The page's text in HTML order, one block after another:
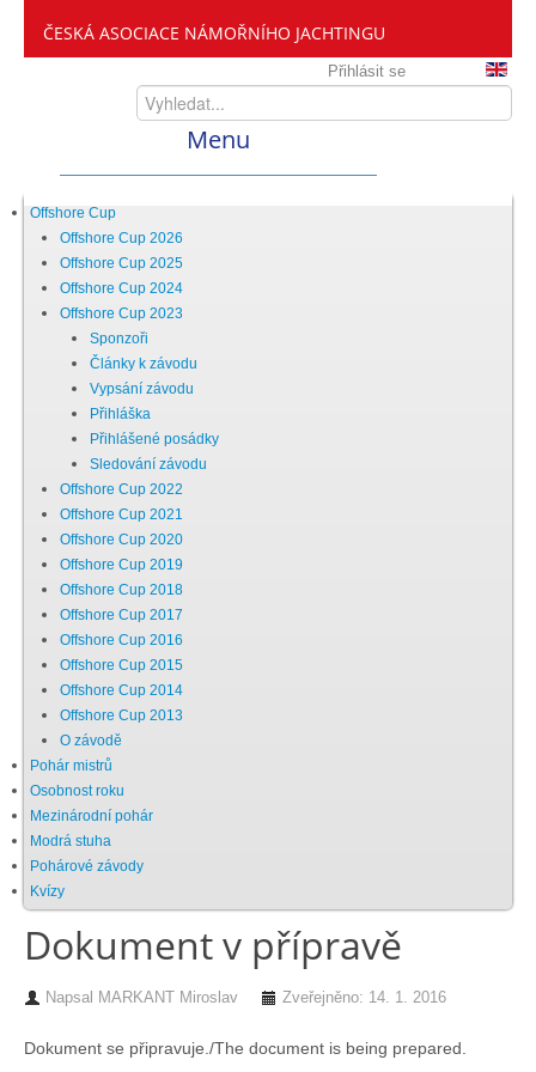
ČESKÁ ASOCIACE NÁMOŘNÍHO JACHTINGU
Přihlásit se
Menu
Home
ČANY
Kdo jsme
Zveme vás mezi nás
Setkání ČANY
Chci se stát členem
Oznámení
Členské příspěvky
Dokumenty ke stažení
Ochrana osobních údajů
Legislativa
Offshore Cup
Offshore Cup 2026
Offshore Cup 2025
Offshore Cup 2024
Offshore Cup 2023
Sponzoři
Články k závodu
Vypsání závodu
Přihláška
Přihlášené posádky
Sledování závodu
Offshore Cup 2022
Offshore Cup 2021
Offshore Cup 2020
Offshore Cup 2019
Offshore Cup 2018
Offshore Cup 2017
Offshore Cup 2016
Offshore Cup 2015
Offshore Cup 2014
Offshore Cup 2013
O závodě
Pohár mistrů
Osobnost roku
Mezinárodní pohár
Modrá stuha
Pohárové závody
Kvízy
Dokument v přípravě
Napsal MARKANT Miroslav Zveřejněno: 14. 1. 2016
Dokument se připravuje./The document is being prepared.